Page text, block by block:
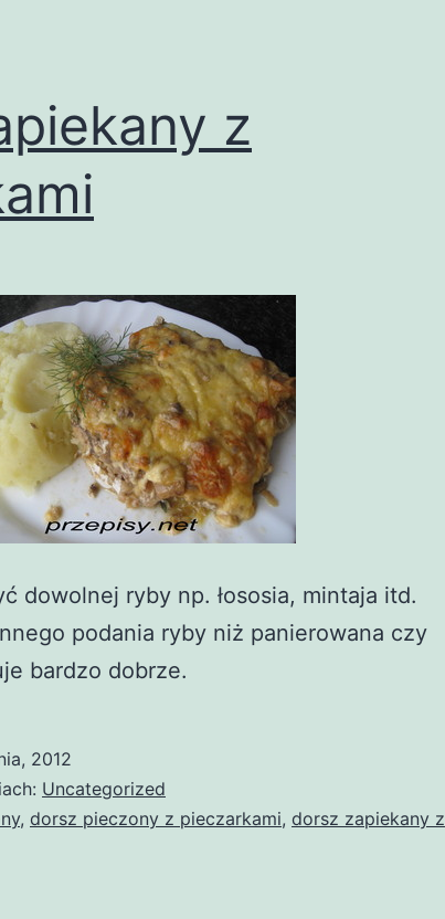
z
dowolnej ryby np. łososia, mintaja itd.
podania ryby niż panierowana czy
bardzo dobrze.
2012
Uncategorized
, dorsz pieczony z pieczarkami, dorsz zapiekany z